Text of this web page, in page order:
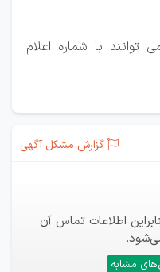
با شماره اعلام
گزارش مشکل آگهی
اطلاعات تماس آن
مشابه